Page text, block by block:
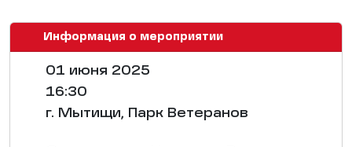
Информация о мероприятии
01 июня 2025
16:30
г. Мытищи, Парк Ветеранов